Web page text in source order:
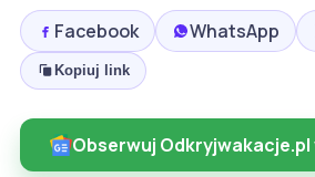
Facebook WhatsApp
Kopiuj link
Obserwuj Odkryjwakacje.pl